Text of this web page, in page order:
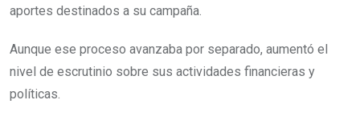
aportes destinados a su campaña.
Aunque ese proceso avanzaba por separado, aumentó el
nivel de escrutinio sobre sus actividades financieras y
políticas.